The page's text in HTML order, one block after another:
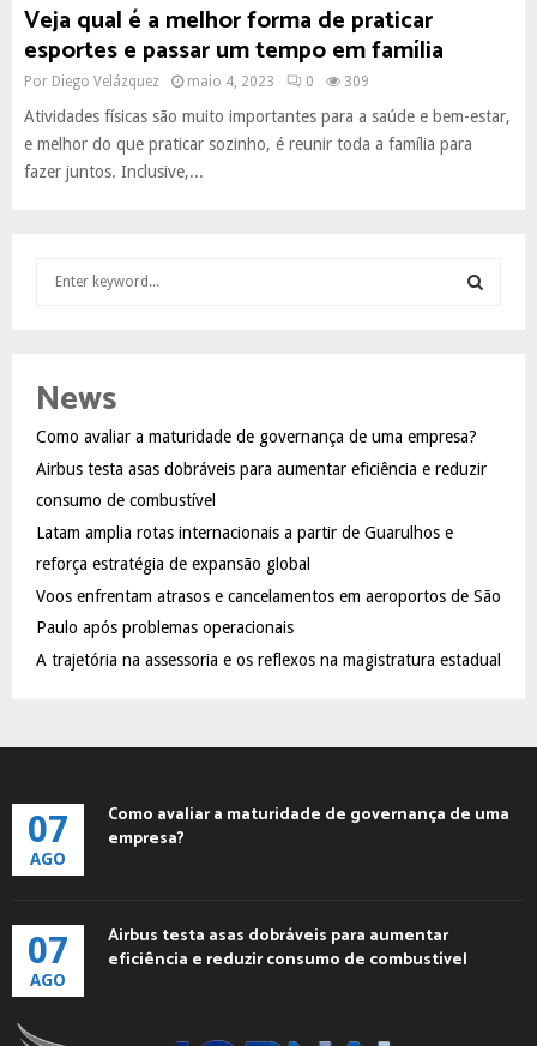
Veja qual é a melhor forma de praticar
esportes e passar um tempo em família
Por Diego Velázquez maio 4, 2023 0 309
Atividades físicas são muito importantes para a saúde e bem-estar,
e melhor do que praticar sozinho, é reunir toda a família para
fazer juntos. Inclusive,...
h
o
r
:
R
News
Como avaliar a maturidade de governança de uma empresa?
Airbus testa asas dobráveis para aumentar eficiência e reduzir
consumo de combustível
Latam amplia rotas internacionais a partir de Guarulhos e
reforça estratégia de expansão global
Voos enfrentam atrasos e cancelamentos em aeroportos de São
Paulo após problemas operacionais
A trajetória na assessoria e os reflexos na magistratura estadual
07
AGO
Como avaliar a maturidade de governança de uma
empresa?
07
AGO
Airbus testa asas dobráveis para aumentar
eficiência e reduzir consumo de combustível